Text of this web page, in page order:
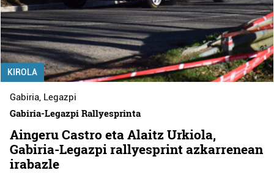
KIROLA
Gabiria, Legazpi
Gabiria-Legazpi Rallyesprinta
Aingeru Castro eta Alaitz Urkiola,
Gabiria-Legazpi rallyesprint azkarrenean
irabazle